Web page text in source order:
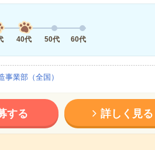
40代 50代 60代
業部（全国）
する 詳しく見る